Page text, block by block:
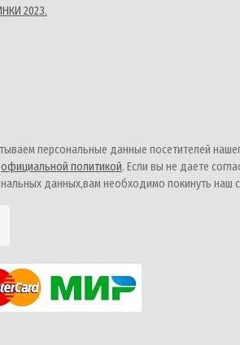
2023.
персональные данные посетителей
официальной политикой. Если вы не даете
данных,вам необходимо покинуть наш